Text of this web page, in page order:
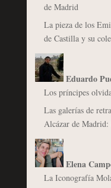
de Madrid
La pieza de los
de Castilla y su
Eduardo
Los príncipes
Las galerías de
Alcázar de
Elena
La Iconografía